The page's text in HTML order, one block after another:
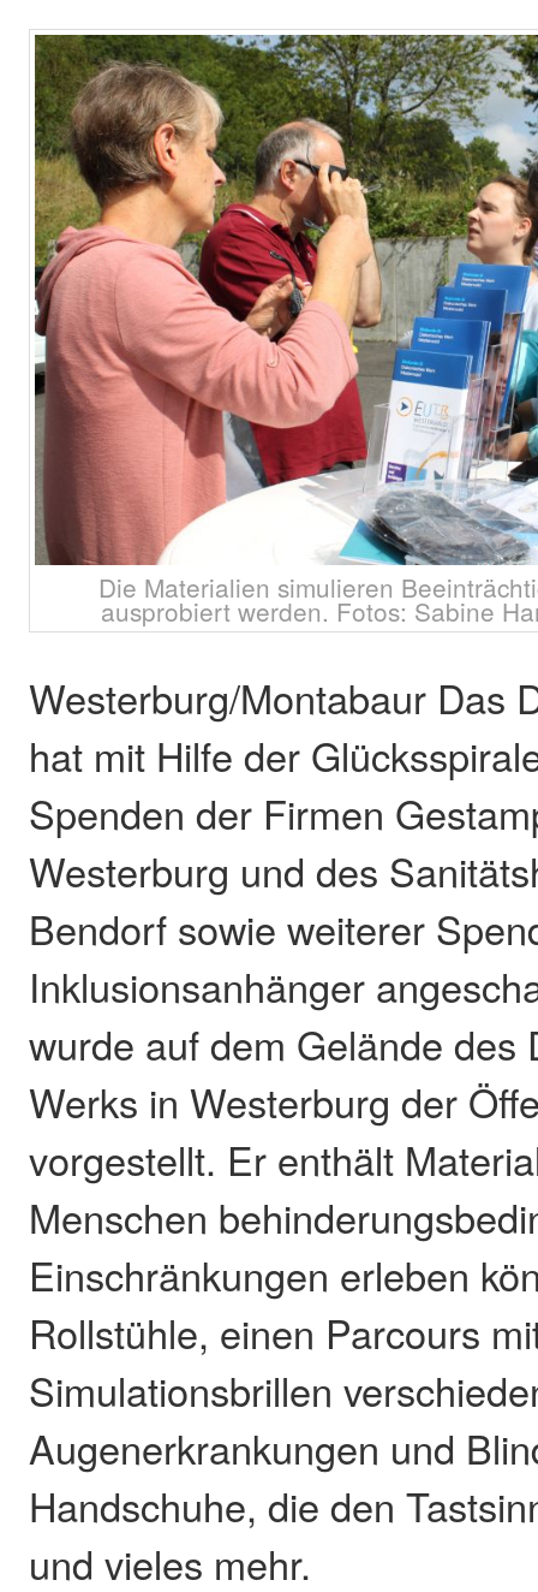
Die Materialien simulieren
ausprobiert werden. Fotos: Sabine
Westerburg/Montabaur Das
hat mit Hilfe der
Spenden der Firmen
Westerburg und des
Bendorf sowie weiterer
Inklusionsanhänger
wurde auf dem Gelände des
Werks in Westerburg der
vorgestellt. Er enthält
Menschen
Einschränkungen erleben
Rollstühle, einen Parcours
Simulationsbrillen
Augenerkrankungen und
Handschuhe, die den
und vieles mehr.